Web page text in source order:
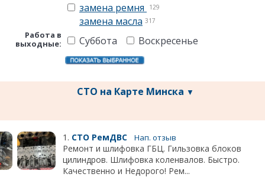
замена ремня 129
замена масла 317
Работа в
выходные:
Суббота Воскресенье
СТО на Карте Минска ▼
1. СТО РемДВС Нап. отзыв
Ремонт и шлифовка ГБЦ. Гильзовка блоков
цилиндров. Шлифовка коленвалов. Быстро.
Качественно и Недорого! Рем...